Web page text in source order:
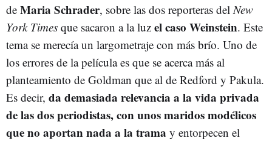
de Maria Schrader, sobre las dos reporteras del New
York Times que sacaron a la luz el caso Weinstein. Este
tema se merecía un largometraje con más brío. Uno de
los errores de la película es que se acerca más al
planteamiento de Goldman que al de Redford y Pakula.
Es decir, da demasiada relevancia a la vida privada
de las dos periodistas, con unos maridos modélicos
que no aportan nada a la trama y entorpecen el